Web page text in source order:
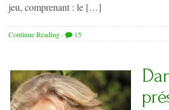
jeu, comprenant : le […]
Continue Reading · 15